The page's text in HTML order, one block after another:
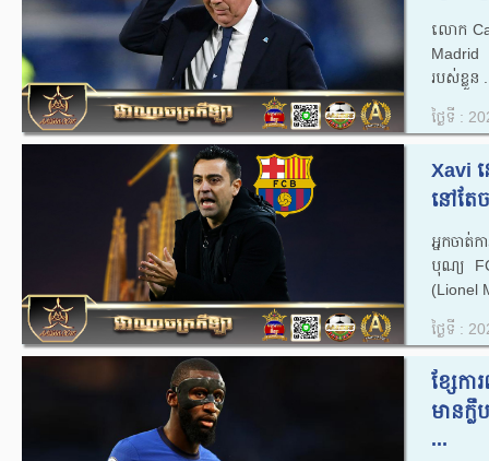
លោក​
Madrid
របស់ខ្លួន​
ថ្ងៃទី :
Xavi
នៅតែ
អ្នកចាត់
បុណ្យ
(Lionel
ថ្ងៃទី :
ខ្សែកា
មានក្
...